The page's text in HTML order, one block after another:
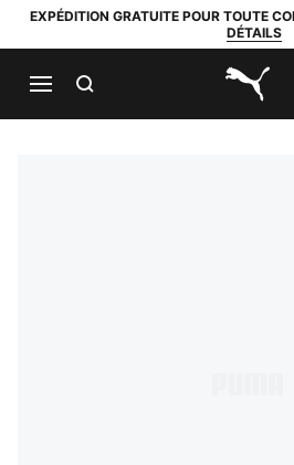
EXPÉDITION GRATUITE POUR TOUTE
DÉTAILS